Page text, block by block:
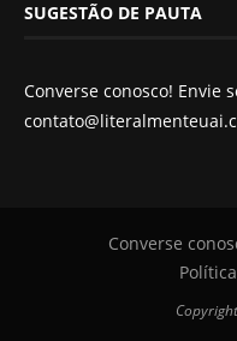
SUGESTÃO DE PAUTA
Converse conosco! Envie
Converse